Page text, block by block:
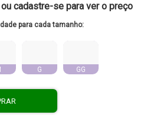
cadastre-se para ver o preço
para cada tamanho:
G GG